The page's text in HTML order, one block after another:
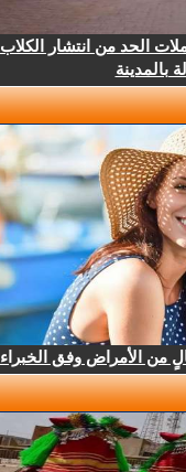
الحد من انتشار الكلاب
بالمدينة
من الأمراض وفق الخبراء